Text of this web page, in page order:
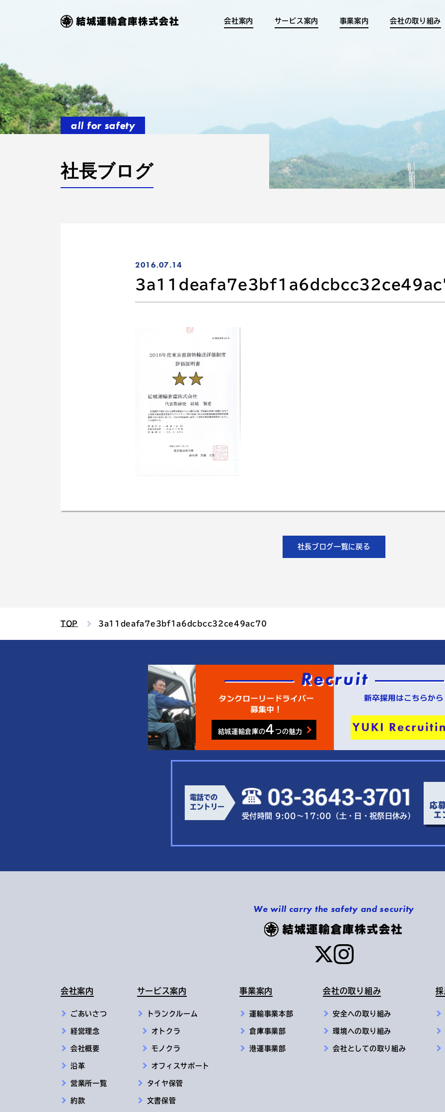
会社案内 サービス案内 事業案内 会社の取り組み
all for safety
社長ブログ
2016.07.14
社長ブログ一覧に戻る
TOP 3a11deafa7e3bf1a6dcbcc32ce49ac70
結城運輸倉庫の4つの魅力
電話での
エントリー
受付時間 9:00～17:00（土・日・祝祭日休み）
応
エ
We will carry the safety and security
会社案内
ごあいさつ
経営理念
会社概要
沿革
営業所一覧
約款
サービス案内
トランクルーム
オトクラ
モノクラ
オフィスサポート
タイヤ保管
文書保管
事業案内
運輸事業本部
倉庫事業部
港運事業部
会社の取り組み
安全への取り組み
環境への取り組み
会社としての取り組み